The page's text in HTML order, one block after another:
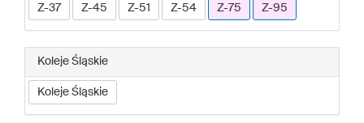
Z-37 Z-45 Z-51 Z-54 Z-75 Z-95
Koleje Śląskie
Koleje Śląskie